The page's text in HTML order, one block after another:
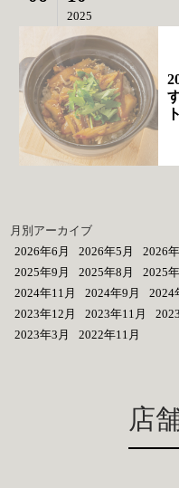
2025
月別アーカイブ
2026年6月
2026年5月 2026
2025年9月
2025年8月 2025
2024年11月
2024年9月 2024
2023年12月
2023年11月
2023年3月
2022年11月
店